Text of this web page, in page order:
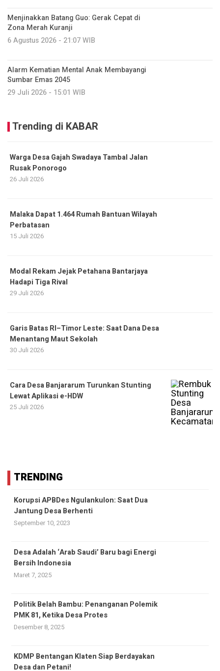
Menjinakkan Batang Guo: Gerak Cepat di
Zona Merah Kuranji
6 Agustus 2026 - 21:07 WIB
Alarm Kematian Mental Anak Membayangi
Sumbar Emas 2045
29 Juli 2026 - 15:01 WIB
Trending di KABAR
Warga Desa Gajah Swadaya Tambal Jalan
Rusak Ponorogo
26 Juli 2026
Malaka Dapat 1.464 Rumah Bantuan Wilayah
Perbatasan
15 Juli 2026
Modal Rekam Jejak Petahana Bantarjaya
Hadapi Tiga Rival
29 Juli 2026
Garis Batas RI–Timor Leste: Saat Dana Desa
Menantang Maut Sekolah
30 Juli 2026
Cara Desa Banjararum Turunkan Stunting
Lewat Aplikasi e-HDW
25 Juli 2026
TRENDING
Korupsi APBDes Ngulankulon: Saat Dua
Jantung Desa Berhenti
September 10, 2023
Desa Adalah ‘Arab Saudi’ Baru bagi Energi
Bersih Indonesia
Maret 7, 2025
Politik Belah Bambu: Penanganan Polemik
PMK 81, Ketika Desa Protes
Desember 8, 2025
KDMP Bentangan Klaten Siap Berdayakan
Desa dan Petani!